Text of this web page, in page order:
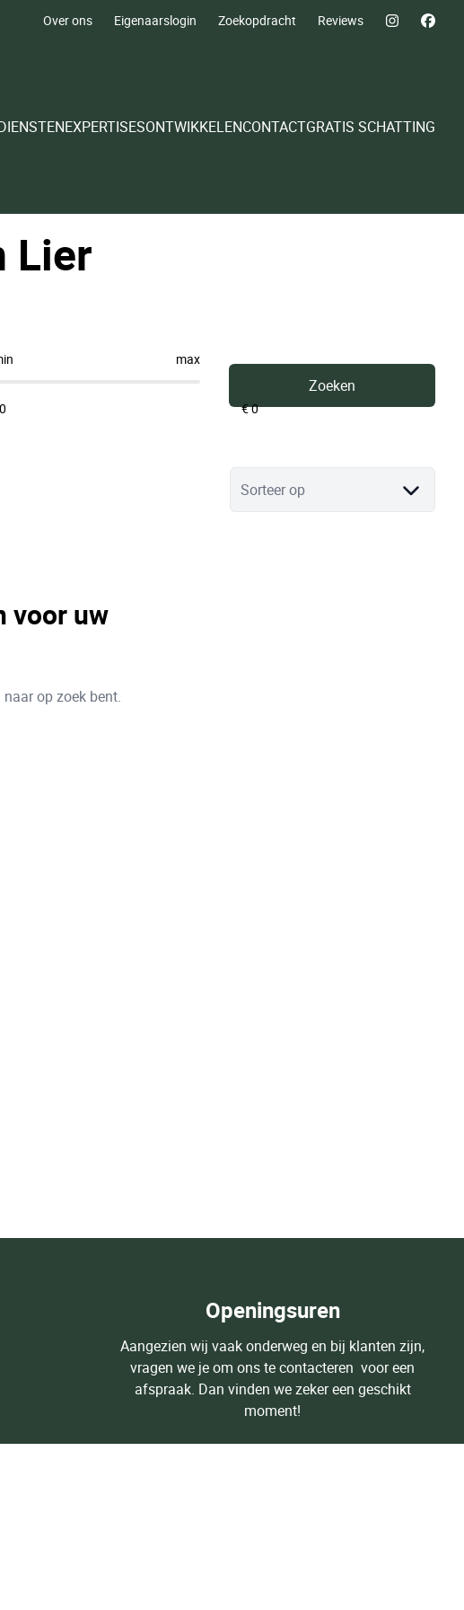
Over ons Eigenaarslogin Zoekopdracht Reviews
EXPERTISESONTWIKKELENCONTACTGRATIS SCHATTING
Lier
max
Zoeken
Sorteer op
voor uw
op zoek bent.
Openingsuren
Aangezien wij vaak onderweg en bij klanten zijn,
vragen we je om ons te contacteren voor een
afspraak. Dan vinden we zeker een geschikt
moment!